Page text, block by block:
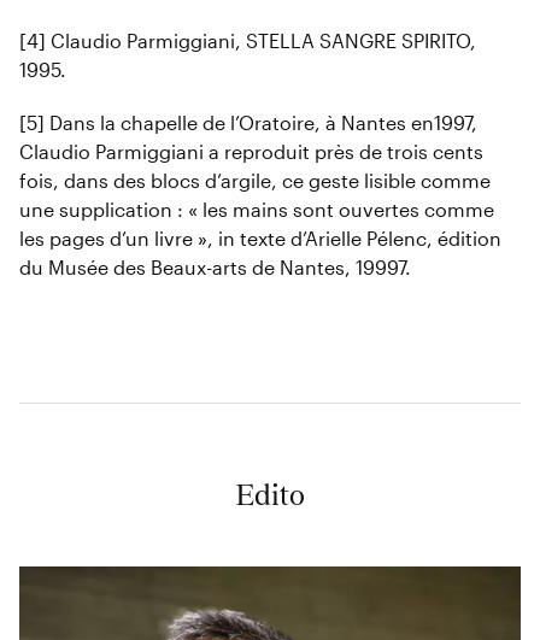
[4] Claudio Parmiggiani, STELLA SANGRE SPIRITO,
1995.
[5] Dans la chapelle de l’Oratoire, à Nantes en1997,
Claudio Parmiggiani a reproduit près de trois cents
fois, dans des blocs d’argile, ce geste lisible comme
une supplication : « les mains sont ouvertes comme
les pages d’un livre », in texte d’Arielle Pélenc, édition
du Musée des Beaux-arts de Nantes, 19997.
Edito